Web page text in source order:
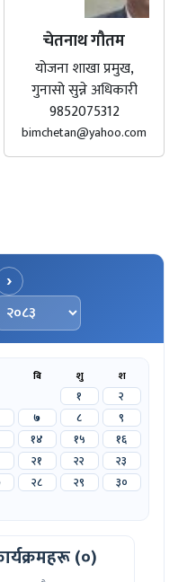
चेतनाथ गौतम
योजना शाखा प्रमुख,
गुनासो सुन्ने अधिकारी
9852075312
bimchetan@yahoo.com
चयन गर्नुहोस्
चयन गर्नुहोस्
›
बि शु श
१
२
७ ८
९
१४ १५
१६
२१ २२
२३
२८ २९
३०
(०)